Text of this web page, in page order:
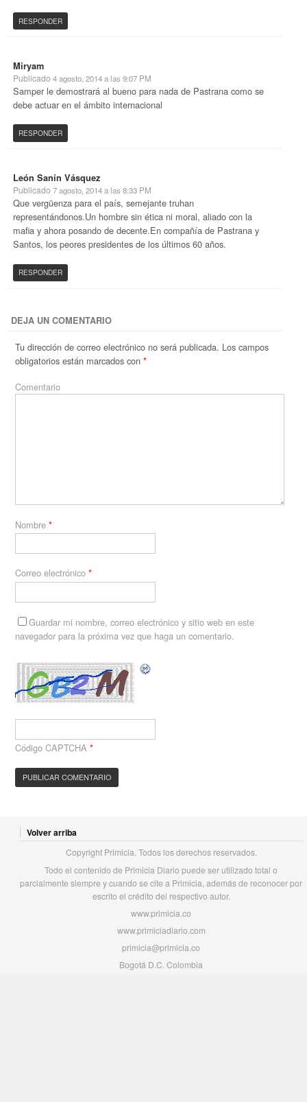
RESPONDER
Miryam
Publicado4 agosto, 2014 a las 9:07 PM
Samper le demostrará al bueno para nada de Pastrana como se
debe actuar en el ámbito internacional
RESPONDER
León Sanín Vásquez
Publicado7 agosto, 2014 a las 8:33 PM
Que vergüenza para el país, semejante truhan
representándonos.Un hombre sin ética ni moral, aliado con la
mafia y ahora posando de decente.En compañía de Pastrana y
Santos, los peores presidentes de los últimos 60 años.
RESPONDER
DEJA UN COMENTARIO
Tu dirección de correo electrónico no será publicada. Los campos
obligatorios están marcados con*
Comentario
Nombre*
Correo electrónico*
Guardar mi nombre, correo electrónico y sitio web en este
navegador para la próxima vez que haga un comentario.
Código CAPTCHA *
Volver arriba
Copyright Primicia. Todos los derechos reservados.
Todo el contenido de Primicia Diario puede ser utilizado total o
parcialmente siempre y cuando se cite a Primicia, además de reconocer por
escrito el crédito del respectivo autor.
www.primicia.co
www.primiciadiario.com
primicia@primicia.co
Bogotá D.C. Colombia